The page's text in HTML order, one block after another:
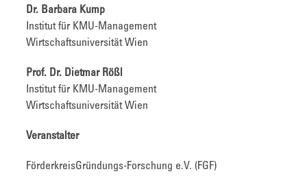
Dr. Barbara Kump
Institut für KMU-Management
Wirtschaftsuniversität Wien
Prof. Dr. Dietmar Rößl
Institut für KMU-Management
Wirtschaftsuniversität Wien
Veranstalter
FörderkreisGründungs-Forschung e.V. (FGF)